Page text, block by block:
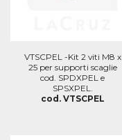
VTSCPEL -Kit 2 viti M8 x
25 per supporti scaglie
cod. SPDXPEL e
SPSXPEL.
cod. VTSCPEL